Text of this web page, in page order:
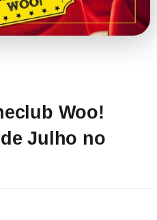
Woo!
Julho no